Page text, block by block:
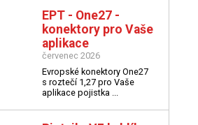
EPT - One27 -
konektory pro Vaše
aplikace
červenec 2026
Evropské konektory One27
s roztečí 1,27 pro Vaše
aplikace pojistka ...